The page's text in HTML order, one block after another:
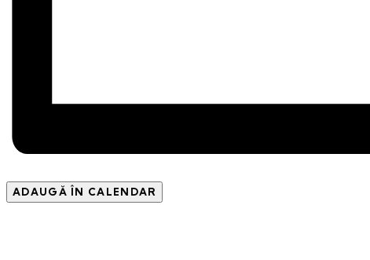
ADAUGĂ ÎN CALENDAR